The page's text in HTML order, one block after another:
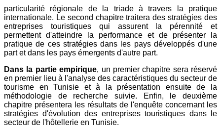
particularité régionale de la triade à travers la pratique
internationale. Le second chapitre traitera des stratégies des
entreprises touristiques qui assurent la pérennité et
permettent d'atteindre la performance et de présenter la
pratique de ces stratégies dans les pays développés d'une
part et dans les pays émergents d'autre part.
Dans la partie empirique, un premier chapitre sera réservé
en premier lieu à l'analyse des caractéristiques du secteur de
tourisme en Tunisie et à la présentation ensuite de la
méthodologie de recherche suivie. Enfin, le deuxième
chapitre présentera les résultats de l'enquête concernant les
stratégies d'évolution des entreprises touristiques dans le
secteur de l'hôtellerie en Tunisie.